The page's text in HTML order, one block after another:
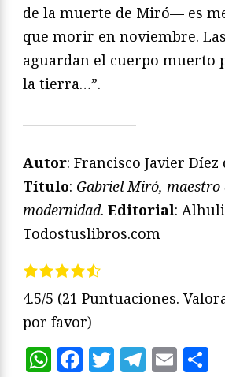
de la muerte de Miró— es
que morir en noviembre.
aguardan el cuerpo muerto
la tierra…”.
————————
Autor: Francisco Javier Díez
Título: Gabriel Miró, maestro
modernidad. Editorial:
Todostuslibros.com
4.5/5 (21 Puntuaciones.
por favor)
WhatsApp
Facebook
Twitter